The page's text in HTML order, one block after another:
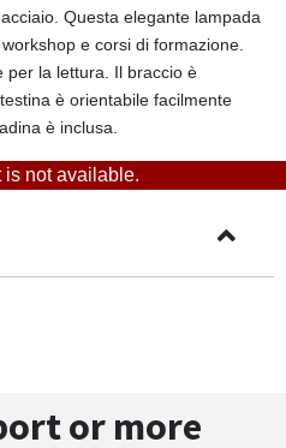
Questa elegante lampada
e corsi di formazione.
per la lettura. Il braccio è
è orientabile facilmente
è inclusa.
is not available.
or more